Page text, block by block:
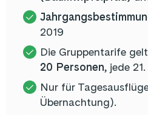
2019
Die Gruppentarife
20 Personen, jede
Nur für
Übernachtung).